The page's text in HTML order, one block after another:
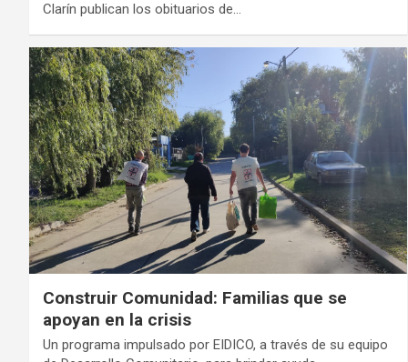
Clarín publican los obituarios de…
Construir Comunidad: Familias que se
apoyan en la crisis
Un programa impulsado por EIDICO, a través de su equipo